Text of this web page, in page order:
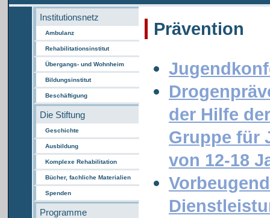
Institutionsnetz
Ambulanz
Rehabilitationsinstitut
Übergangs- und Wohnheim
Bildungsinstitut
Beschäftigung
Die Stiftung
Geschichte
Ausbildung
Komplexe Rehabilitation
Bücher, fachliche Materialien
Spenden
Programme
Prävention
der Hilfe
Gruppe für
von 12-18